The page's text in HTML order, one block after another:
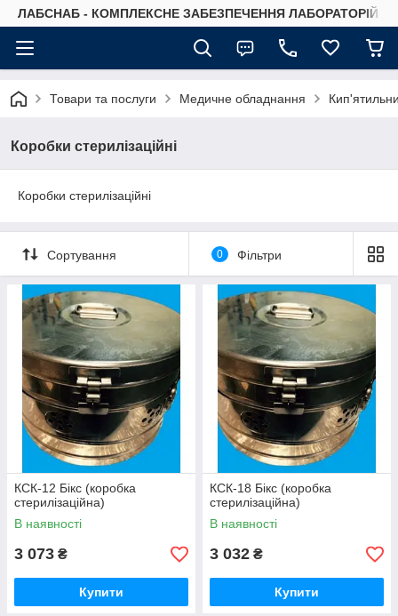
ЛАБСНАБ - КОМПЛЕКСНЕ ЗАБЕЗПЕЧЕННЯ ЛАБОРАТОРІЙ
Товари та послуги Медичне обладнання
Коробки стерилізаційні
Коробки стерилізаційні
Сортування 0 Фільтри
КСК-12 Бікс (коробка
стерилізаційна)
В наявності
3 073 ₴
Купити
КСК-18 Бікс (коробка
стерилізаційна)
В наявності
3 032 ₴
Купити